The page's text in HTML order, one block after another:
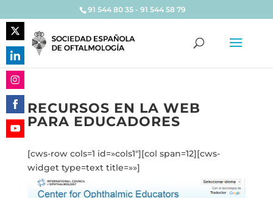
91 544 80 35 - 91 544 58 79
RECURSOS EN LA WEB
PARA EDUCADORES
[cws-row cols=1 id=»cols1″][col span=12][cws-
widget type=text title=»»]
Share
on
Twitter
Share
on
LinkedIn
Share
on
Instagram
Share
on
Facebook
YouTube